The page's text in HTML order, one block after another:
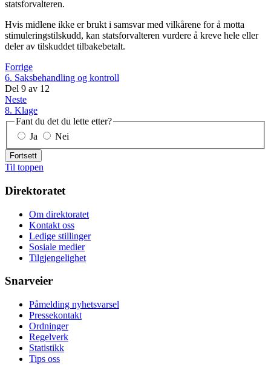
statsforvalteren.
Hvis midlene ikke er brukt i samsvar med vilkårene for å motta
stimuleringstilskudd, kan statsforvalteren vurdere å kreve hele eller
deler av tilskuddet tilbakebetalt.
Forrige
6. Saksbehandling og kontroll
Del 9 av 12
Neste
8. Klage
Fant du det du lette etter?
Ja
Nei
Fortsett
Til toppen
Direktoratet
Om direktoratet
Kontakt oss
Ledige stillinger
Sosiale medier
Tilgjengelighet
Snarveier
Påmelding nyhetsvarsel
Pressekontakt
Ordninger
Regelverk
Statistikk
Tips oss